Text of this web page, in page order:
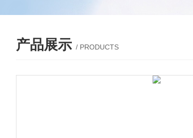
产品展示 / PRODUCTS